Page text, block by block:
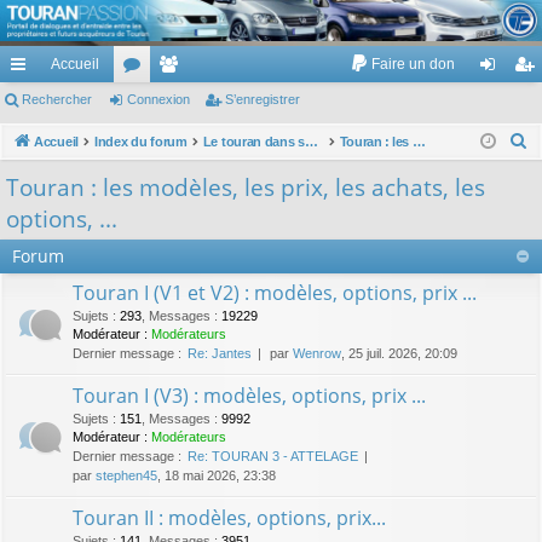
TouranPassion
Le forum des propriétaires ou futurs acquéreurs du Volkswagen Touran
cc
ès
Accueil
or
u
e
m
Faire un don
ne nr
Rechercher Connexion S’enregistrer
Accueil Index du forum Le touran dans ses versions I (V1 V2 V3) et II ... Touran : les modèles, les prix, les achats, les options, ...
r
Touran : les modèles, les prix, les achats, les
options, ...
Forum
Touran I (V1 et V2) : modèles, options, prix ...
Sujets : 293 Messages : 19229
Modérateur : Modérateurs
Dernier message : Re: Jantes par Wenrow , 25 juil. 2026, 20:09
Touran I (V3) : modèles, options, prix ...
Sujets : 151 Messages : 9992
Modérateur : Modérateurs
Dernier message : Re: TOURAN 3 - ATTELAGE
par stephen45 , 18 mai 2026, 23:38
Touran II : modèles, options, prix...